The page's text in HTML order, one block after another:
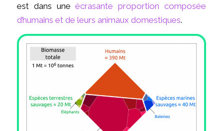
est dans uneécrasante proportion composée
d’humains et de leurs animaux domestiques.